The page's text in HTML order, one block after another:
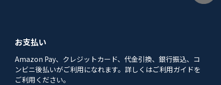
お支払い
Amazon Pay、クレジットカード、代金引換、銀行振込、コ
ンビニ後払いがご利用になれます。詳しくはご利用ガイドを
ご利用ください。